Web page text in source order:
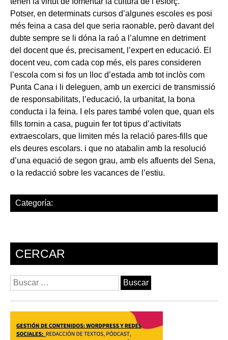
Potser, en determinats cursos d’algunes escoles es posi
més feina a casa del que seria raonable, però davant del
dubte sempre se li dóna la raó a l’alumne en detriment
del docent que és, precisament, l’expert en educació. El
docent veu, com cada cop més, els pares consideren
l’escola com si fos un lloc d’estada amb tot inclòs com
Punta Cana i li deleguen, amb un exercici de transmissió
de responsabilitats, l’educació, la urbanitat, la bona
conducta i la feina. I els pares també volen que, quan els
fills tornin a casa, puguin fer tot tipus d’activitats
extraescolars, que limiten més la relació pares-fills que
els deures escolars. i que no atabalin amb la resolució
d’una equació de segon grau, amb els afluents del Sena,
o la redacció sobre les vacances de l’estiu.
Categoría:
CERCAR
Buscar: